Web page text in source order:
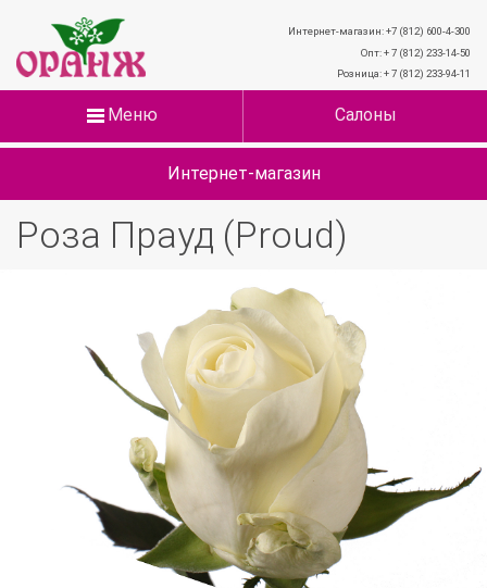
Интернет-магазин: +7 (812) 600-4-300
Опт: + 7 (812) 233-14-50
Розница: + 7 (812) 233-94-11
Меню Салоны
Интернет-магазин
Роза Прауд (Proud)